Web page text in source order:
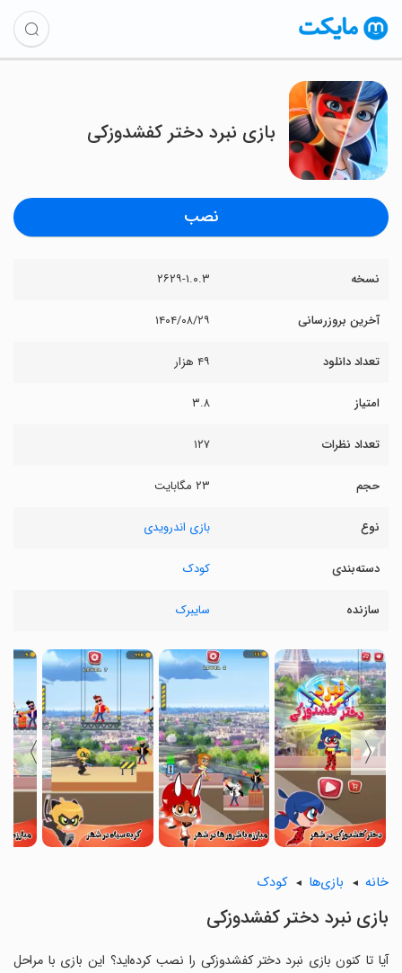
بازی نبرد دختر کفشدوزکی
نصب
نسخه ۲۶۲۹-۱.۰.۳
آخرین بروزرسانی ۱۴۰۴/۰۸/۲۹
تعداد دانلود ۴۹ هزار
امتیاز ۳.۸
تعداد نظرات ۱۲۷
حجم ۲۳ مگابایت
نوع بازی اندرویدی
دسته‌بندی کودک
سازنده سایبرک
〈
〉
خانه بازی‌ها کودک
بازی نبرد دختر کفشدوزکی
آیا تا کنون بازی نبرد دختر کفشدوزکی را نصب کرده‌اید؟ این بازی با مراحل